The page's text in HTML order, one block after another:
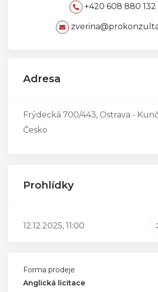
+420 608 880 132
Adresa
Frýdecká 700/443, Ostrava -
Česko
Prohlídky
12.12.2025, 11:00
Forma prodeje
Anglická licitace